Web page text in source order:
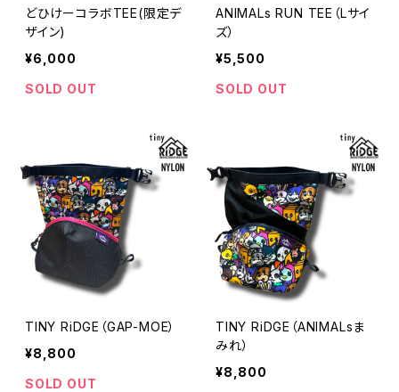
どひけーコラボTEE(限定デ
ザイン)
¥6,000
SOLD OUT
ANIMALs RUN TEE（Lサイ
ズ）
¥5,500
SOLD OUT
TINY RiDGE（GAP-MOE）
¥8,800
SOLD OUT
TINY RiDGE（ANIMALsま
みれ）
¥8,800